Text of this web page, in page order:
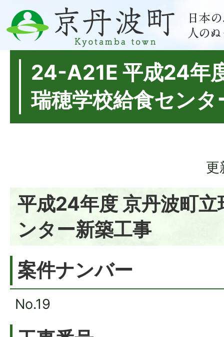
24-A21E 平成24年
瑞穂学校給食センタ
更
平成24年度 京丹波町
ンター新築工事
案件ナンバー
No.19